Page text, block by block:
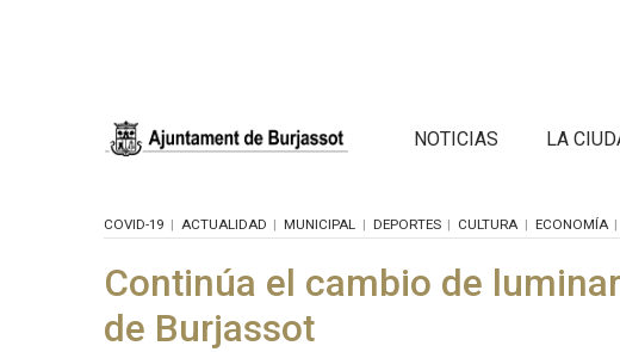
NOTICIAS LA
COVID-19 ACTUALIDAD MUNICIPAL DEPORTES CULTURA ECONOMÍA
Continúa el cambio de
de Burjassot